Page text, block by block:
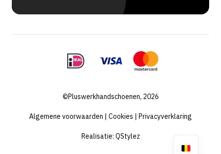
©Pluswerkhandschoenen, 2026
Algemene voorwaarden | Cookies | Privacyverklaring
Realisatie: QStylez